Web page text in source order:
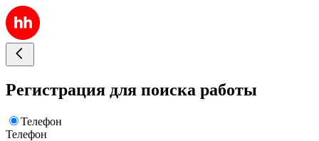
Регистрация для поиска работы
Телефон
Телефон